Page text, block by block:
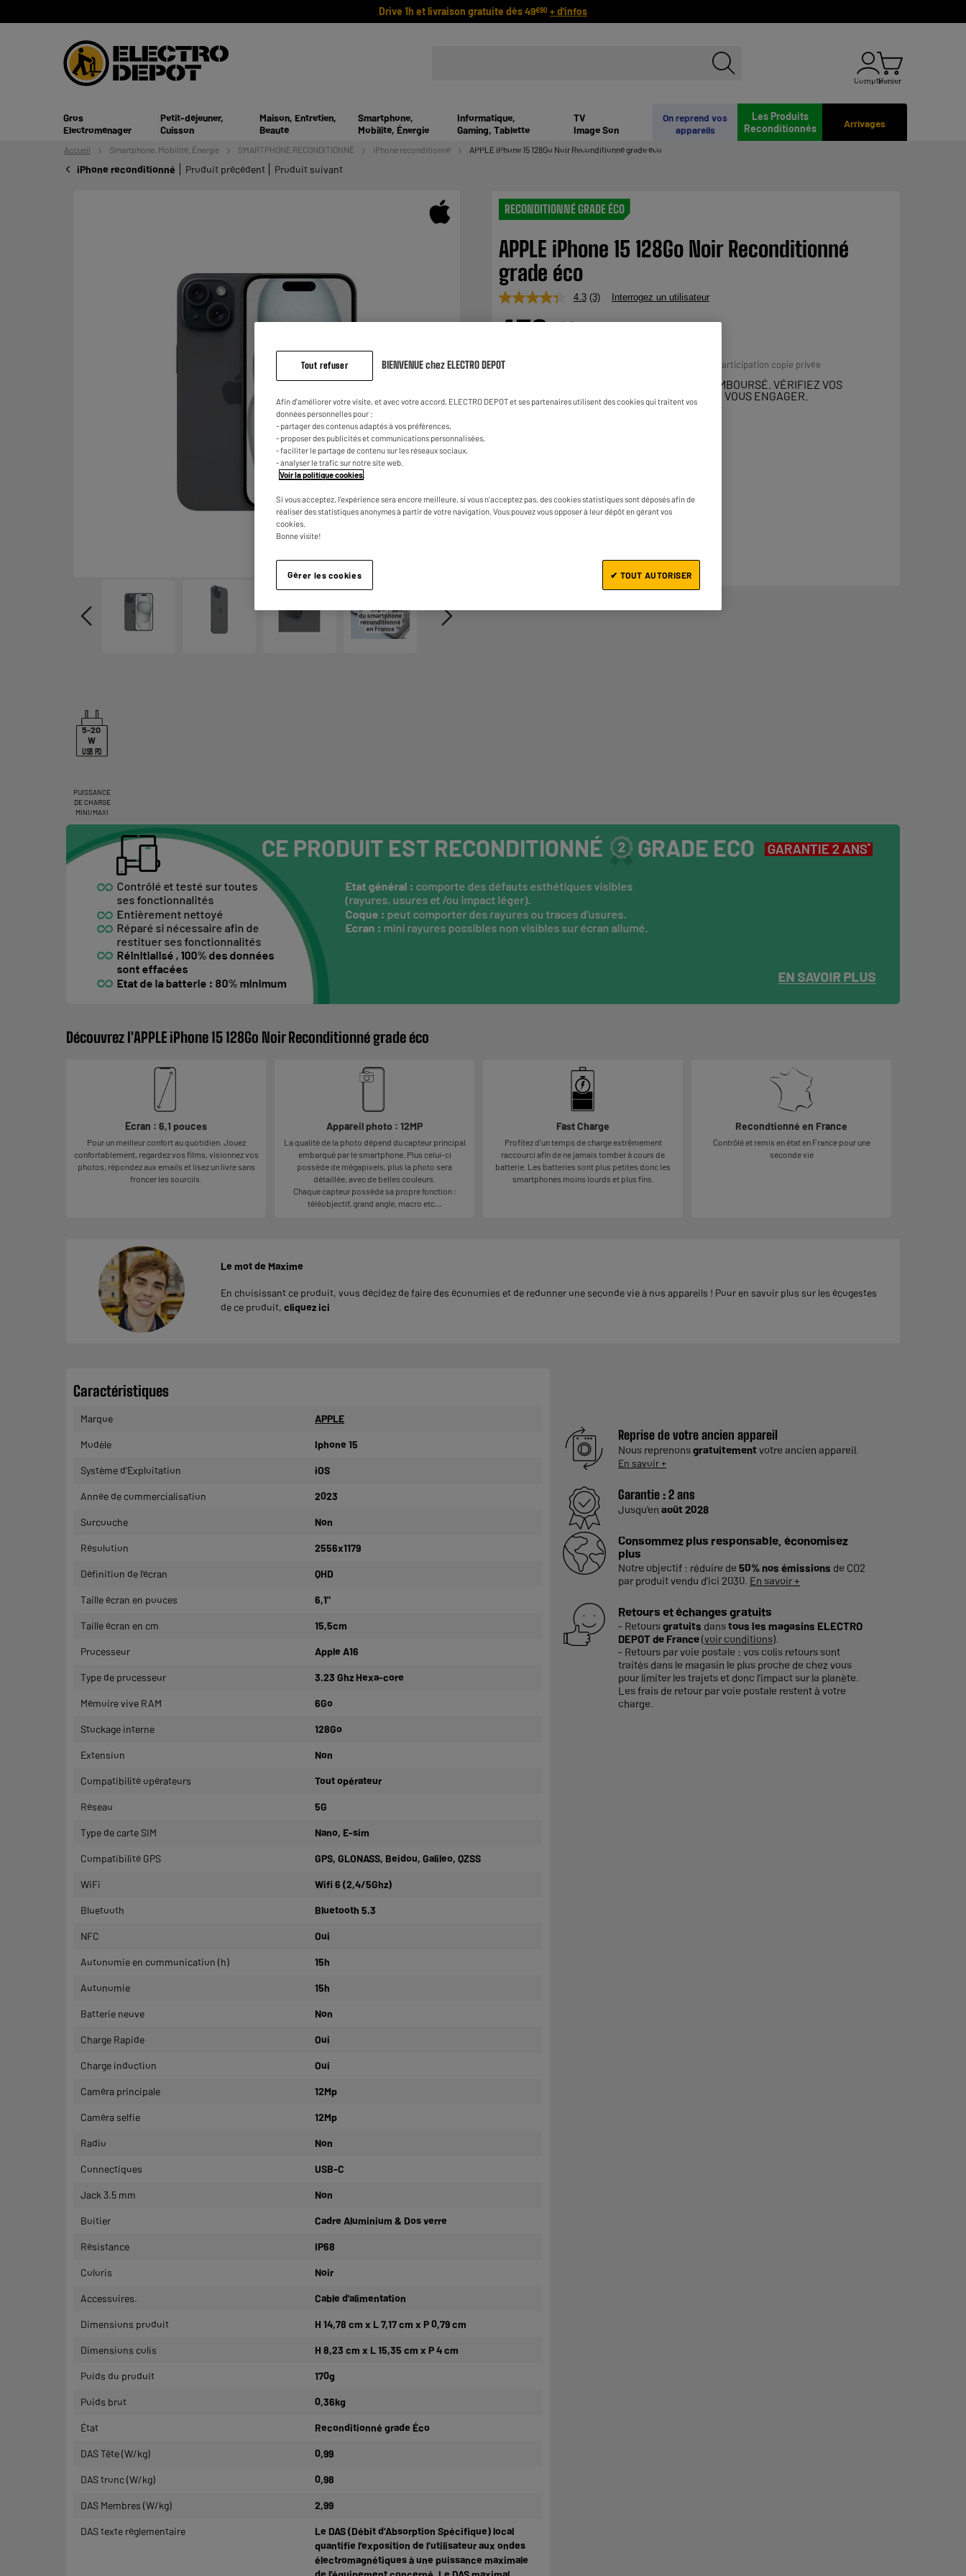
Drive 1h et livraison gratuite dès 49€90 + d'infos
ComptePanier
Arrivages
Les Produits
Reconditionnés
On reprend vos
appareils
Gros
Electroménager
Petit-déjeuner,
Cuisson
Maison, Entretien,
Beauté
Smartphone,
Mobilité, Énergie
Informatique,
Gaming, Tablette
TV
Image Son
Accueil Smartphone, Mobilité, Énergie SMARTPHONE RECONDITIONNÉ iPhone reconditionné APPLE iPhone 15 128Go Noir Reconditionné grade éco
iPhone reconditionné Produit précédent Produit suivant
RECONDITIONNÉ GRADE ÉCO
APPLE iPhone 15 128Go Noir Reconditionné
grade éco
4.3 Lire
avis.
(3) Interrogez un utilisateur
439
Dont
UN CRÉDIT VOUS ENGAGE ET DOIT ÊTRE REMBOURSÉ. VÉRIFIEZ VOS
CAPACITÉS DE REMBOURSEMENT AVANT DE VOUS ENGAGER.
5-20
W
USB PD
PUISSANCE
DE CHARGE
MINI/MAXI
Découvrez l'APPLE iPhone 15 128Go Noir Reconditionné grade éco
Ecran : 6,1 pouces
Pour un meilleur confort au quotidien. Jouez
confortablement, regardez vos films, visionnez vos
photos, répondez aux emails et lisez un livre sans
froncer les sourcils.
Appareil photo : 12MP
La qualité de la photo dépend du capteur principal
embarqué par le smartphone. Plus celui-ci
possède de mégapixels, plus la photo sera
détaillée, avec de belles couleurs.
Chaque capteur possède sa propre fonction :
téléobjectif, grand angle, macro etc…
Fast Charge
Profitez d'un temps de charge extrêmement
raccourci afin de ne jamais tomber à cours de
batterie. Les batteries sont plus petites donc les
smartphones moins lourds et plus fins.
Recondtionné en France
Contrôlé et remis en état en France pour une
seconde vie
Le mot de Maxime
En choisissant ce produit, vous décidez de faire des économies et de redonner une seconde vie à nos appareils ! Pour en savoir plus sur les écogestes
de ce produit, cliquez ici
Reprise de votre ancien appareil
Nous reprenonsgratuitement votre ancien appareil.
En savoir +
Garantie :2 ans
Jusqu'en août 2028
Consommez plus responsable, économisez
plus
Notre objectif : réduire de 50% nos émissions de CO2
par produit vendu d'ici 2030. En savoir +
Retours et échanges gratuits
- Retoursgratuits danstous les magasins ELECTRO
DEPOT de France(voir conditions).
- Retours par voie postale : vos colis retours sont
traités dans le magasin le plus proche de chez vous
pour limiter les trajets et donc l’impact sur la planète.
Les frais de retour par voie postale restent à votre
charge.
Caractéristiques
Marque APPLE
Modèle Iphone 15
Système d'Exploitation iOS
Année de commercialisation 2023
Surcouche Non
Résolution 2556x1179
Définition de l'écran QHD
Taille écran en pouces 6,1"
Taille écran en cm 15,5cm
Processeur Apple A16
Type de processeur 3.23 Ghz Hexa-core
Mémoire vive RAM 6Go
Stockage interne 128Go
Extension Non
Compatibilité opérateurs Tout opérateur
Réseau 5G
Type de carte SIM Nano, E-sim
Compatibilité GPS GPS, GLONASS, Beidou, Galileo, QZSS
WiFi Wifi 6 (2,4/5Ghz)
Bluetooth Bluetooth 5.3
NFC Oui
Autonomie en communication (h) 15h
Autonomie 15h
Batterie neuve Non
Charge Rapide Oui
Charge induction Oui
Caméra principale 12Mp
Caméra selfie 12Mp
Radio Non
Connectiques USB-C
Jack 3.5 mm Non
Boitier Cadre Aluminium & Dos verre
Résistance IP68
Coloris Noir
Accessoires. Cable d'alimentation
Dimensions produit H 14,78 cm x L 7,17 cm x P 0,79 cm
Dimensions colis H 8,23 cm x L 15,35 cm x P 4 cm
Poids du produit 170g
Poids brut 0,36kg
État Reconditionné grade Éco
DAS Tête (W/kg) 0,99
DAS tronc (W/kg) 0,98
DAS Membres (W/kg) 2,99
DAS texte réglementaire
Le DAS (Débit d’Absorption Spécifique) local
quantifie l’exposition de l’utilisateur aux ondes
électromagnétiques à une puissance maximale
Tout refuser BIENVENUE chez ELECTRO DEPOT
Afin d'améliorer votre visite, et avec votre accord, ELECTRO DEPOT et ses partenaires utilisent des cookies qui traitent vos
données personnelles pour :
- partager des contenus adaptés à vos préférences,
- proposer des publicités et communications personnalisées,
- faciliter le partage de contenu sur les réseaux sociaux,
- analyser le trafic sur notre site web.
Voir la politique cookies
Si vous acceptez, l'expérience sera encore meilleure, si vous n'acceptez pas, des cookies statistiques sont déposés afin de
réaliser des statistiques anonymes à partir de votre navigation. Vous pouvez vous opposer à leur dépôt en gérant vos
cookies.
Bonne visite!
Gérer les cookies ✔ TOUT AUTORISER